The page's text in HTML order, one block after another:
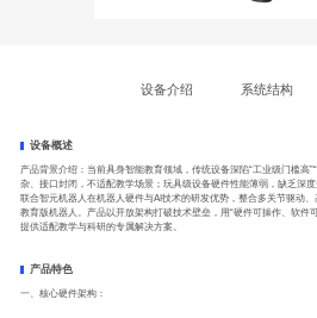
设备介绍 系统结构
设备概述
产品背景介绍：当前具身智能教育领域，传统设备深陷“工业级门槛高
杂、接口封闭，不适配教学场景；玩具级设备硬件性能薄弱，缺乏深
联合智元机器人在机器人硬件与AI技术的研发优势，整合多关节驱动
教育版机器人。产品以开放架构打破技术壁垒，用“硬件可操作、软件
提供适配教学与科研的专属解决方案。
产品特色
一、核心硬件架构：